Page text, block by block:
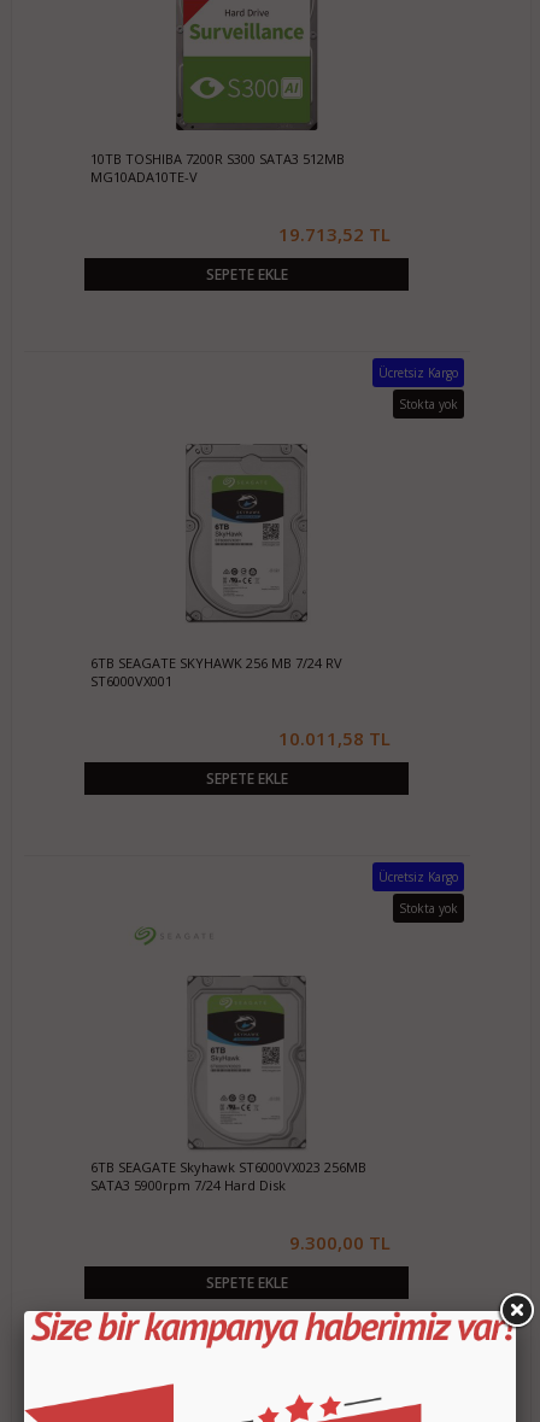
10TB TOSHIBA 7200R S300 SATA3 512MB
MG10ADA10TE-V
19.713,52 TL
SEPETE EKLE
Ücretsiz Kargo
Stokta yok
6TB SEAGATE SKYHAWK 256 MB 7/24 RV
ST6000VX001
10.011,58 TL
SEPETE EKLE
Ücretsiz Kargo
Stokta yok
6TB SEAGATE Skyhawk ST6000VX023 256MB
SATA3 5900rpm 7/24 Hard Disk
9.300,00 TL
SEPETE EKLE
Stokta yok